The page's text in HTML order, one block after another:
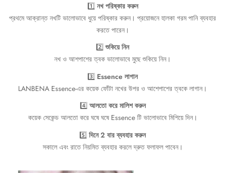
1️⃣ নখ পরিষ্কার করুন
প্রথমে আক্রান্ত নখটি ভালোভাবে ধুয়ে পরিষ্কার করুন। প্রয়োজনে হালকা গরম পানি ব্যবহার
করতে পারেন।
2️⃣ শুকিয়ে নিন
নখ ও আশপাশের ত্বক ভালোভাবে মুছে শুকিয়ে নিন।
3️⃣ Essence লাগান
LANBENA Essence-এর কয়েক ফোঁটা নখের উপর ও আশেপাশের ত্বকে লাগান।
4️⃣ আলতো করে মালিশ করুন
কয়েক সেকেন্ড আলতো করে ঘষে ঘষে Essence টি ভালোভাবে মিশিয়ে দিন।
5️⃣ দিনে 2 বার ব্যবহার করুন
সকালে এবং রাতে নিয়মিত ব্যবহার করলে দ্রুত ফলাফল পাবেন।